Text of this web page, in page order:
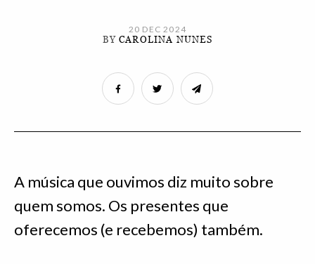
20 DEC 2024
BYCAROLINA NUNES
A música que ouvimos diz muito sobre
quem somos. Os presentes que
oferecemos (e recebemos) também.